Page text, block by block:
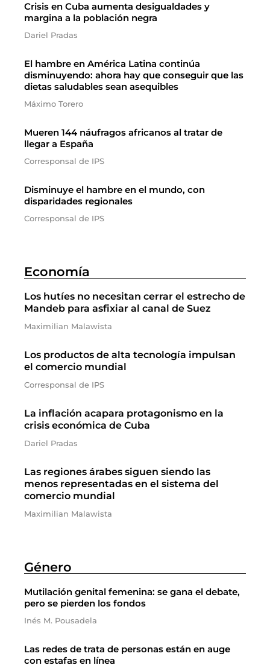
Crisis en Cuba aumenta desigualdades y
margina a la población negra
Dariel Pradas
El hambre en América Latina continúa
disminuyendo: ahora hay que conseguir que las
dietas saludables sean asequibles
Máximo Torero
Mueren 144 náufragos africanos al tratar de
llegar a España
Corresponsal de IPS
Disminuye el hambre en el mundo, con
disparidades regionales
Corresponsal de IPS
Economía
Los hutíes no necesitan cerrar el estrecho de
Mandeb para asfixiar al canal de Suez
Maximilian Malawista
Los productos de alta tecnología impulsan
el comercio mundial
Corresponsal de IPS
La inflación acapara protagonismo en la
crisis económica de Cuba
Dariel Pradas
Las regiones árabes siguen siendo las
menos representadas en el sistema del
comercio mundial
Maximilian Malawista
Género
Mutilación genital femenina: se gana el debate,
pero se pierden los fondos
Inés M. Pousadela
Las redes de trata de personas están en auge
con estafas en línea